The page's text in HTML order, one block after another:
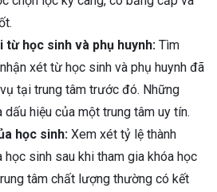
từ học sinh và phụ huynh: Tìm
xét từ học sinh và phụ huynh đã
tại trung tâm trước đó. Những
hiệu của một trung tâm uy tín.
học sinh: Xem xét tỷ lệ thành
học sinh sau khi tham gia khóa học
tâm chất lượng thường có kết